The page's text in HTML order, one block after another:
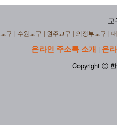
교
구 수원교구 원주교구 의정부교구
온라인 주소록 소개 | 온
Copyright ⓒ